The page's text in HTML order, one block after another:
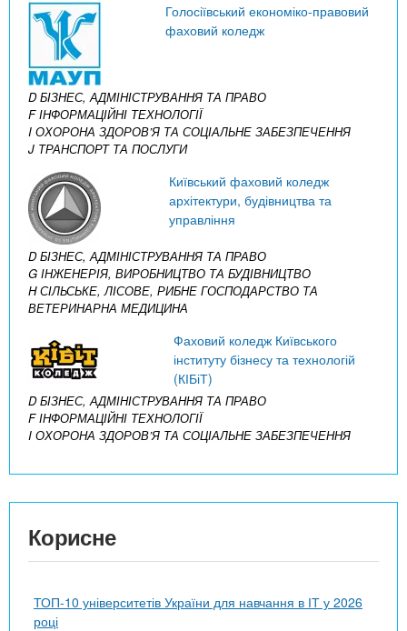
Голосіївський економіко-правовий
фаховий коледж
D БІЗНЕС, АДМІНІСТРУВАННЯ ТА ПРАВО
F ІНФОРМАЦІЙНІ ТЕХНОЛОГІЇ
I ОХОРОНА ЗДОРОВ’Я ТА СОЦІАЛЬНЕ ЗАБЕЗПЕЧЕННЯ
J ТРАНСПОРТ ТА ПОСЛУГИ
Київський фаховий коледж
архітектури, будівництва та
управління
D БІЗНЕС, АДМІНІСТРУВАННЯ ТА ПРАВО
G ІНЖЕНЕРІЯ, ВИРОБНИЦТВО ТА БУДІВНИЦТВО
H СІЛЬСЬКЕ, ЛІСОВЕ, РИБНЕ ГОСПОДАРСТВО ТА
ВЕТЕРИНАРНА МЕДИЦИНА
Фаховий коледж Київського
інституту бізнесу та технологій
(КІБіТ)
D БІЗНЕС, АДМІНІСТРУВАННЯ ТА ПРАВО
F ІНФОРМАЦІЙНІ ТЕХНОЛОГІЇ
I ОХОРОНА ЗДОРОВ’Я ТА СОЦІАЛЬНЕ ЗАБЕЗПЕЧЕННЯ
Корисне
ТОП-10 університетів України для навчання в ІТ у 2026
році